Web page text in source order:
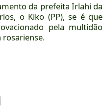
da prefeita Irlahi da
o Kiko (PP), se é que
pela multidão